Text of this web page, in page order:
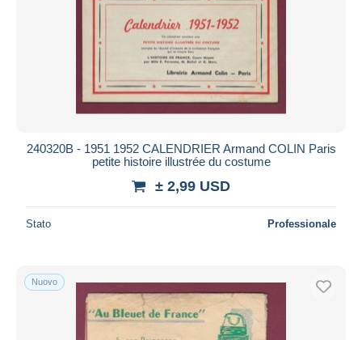
240320B - 1951 1952 CALENDRIER Armand COLIN Paris
petite histoire illustrée du costume
± 2,99 USD
Stato Professionale
Nuovo